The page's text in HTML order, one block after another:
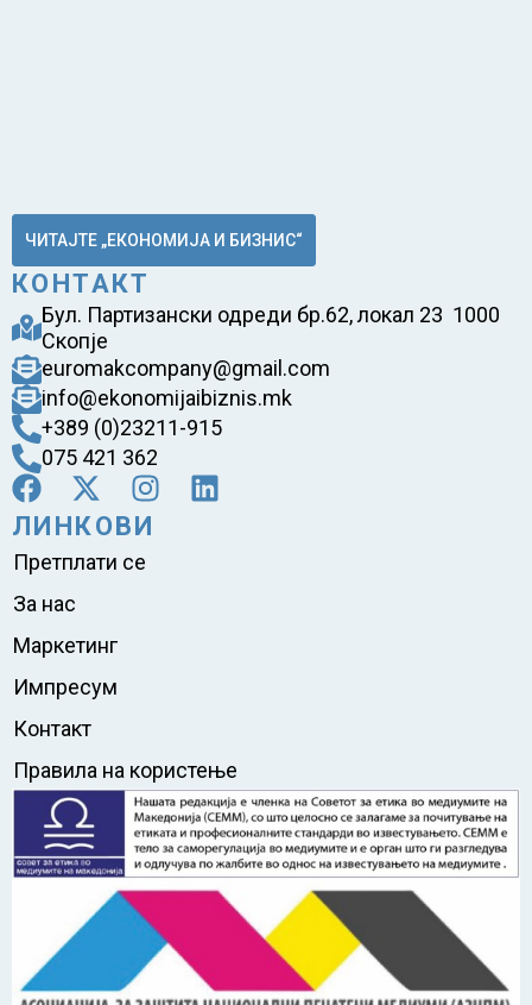
ЧИТАЈТЕ „ЕКОНОМИЈА И БИЗНИС“
КОНТАКТ
Бул. Партизански одреди бр.62, локал 23 1000
Скопје
euromakcompany@gmail.com
info@ekonomijaibiznis.mk
+389 (0)23211-915
075 421 362
ЛИНКОВИ
Претплати се
За нас
Маркетинг
Импресум
Контакт
Правила на користење